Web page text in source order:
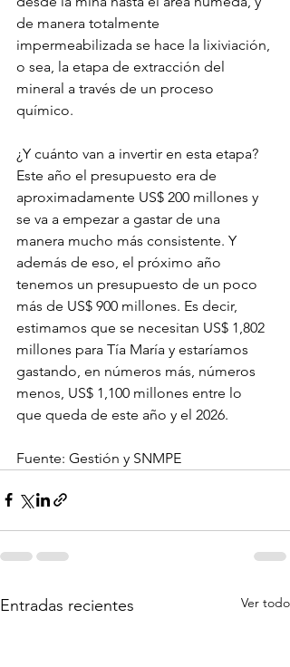
de manera totalmente
impermeabilizada se hace la lixiviación,
o sea, la etapa de extracción del
mineral a través de un proceso
químico.
¿Y cuánto van a invertir en esta etapa?
Este año el presupuesto era de
aproximadamente US$ 200 millones y
se va a empezar a gastar de una
manera mucho más consistente. Y
además de eso, el próximo año
tenemos un presupuesto de un poco
más de US$ 900 millones. Es decir,
estimamos que se necesitan US$ 1,802
millones para Tía María y estaríamos
gastando, en números más, números
menos, US$ 1,100 millones entre lo
que queda de este año y el 2026.
Fuente: Gestión y SNMPE
Entradas recientes Ver todo